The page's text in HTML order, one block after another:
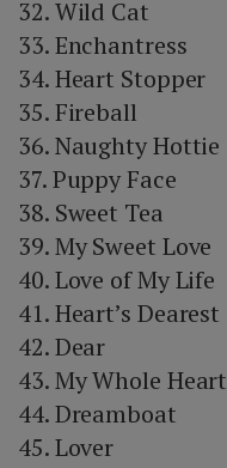
32. Wild Cat
33. Enchantress
34. Heart Stopper
35. Fireball
36. Naughty Hottie
37. Puppy Face
38. Sweet Tea
39. My Sweet Love
40. Love of My Life
41. Heart’s Dearest
42. Dear
43. My Whole Heart
44. Dreamboat
45. Lover